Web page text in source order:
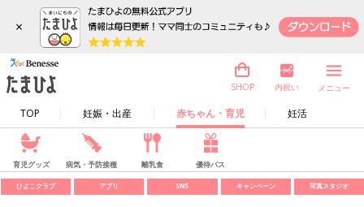
×
TOP 妊娠・出産 赤ちゃん・育児 妊活
SHOP 内祝い メニュー
育児グッズ 病気・予防接種 離乳食 優待パス
ひよこクラブ アプリ SNS キャンペーン 写真スタジオ